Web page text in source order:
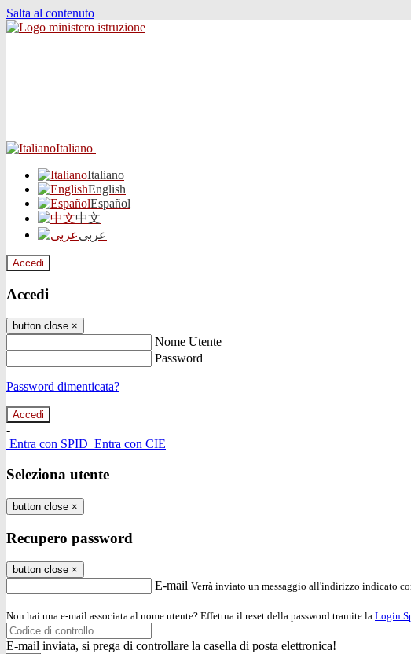
Salta al contenuto
Italiano
Italiano
English
Español
中文
عربى
Accedi
Accedi
button close ×
Nome Utente
Password
Password dimenticata?
-
Entra con SPID Entra con CIE
Seleziona utente
button close ×
Recupero password
button close ×
E-mail Verrà inviato un messaggio all'indirizzo indicato
Non hai una e-mail associata al nome utente? Effettua il reset della password tramite la Login
E-mail inviata, si prega di controllare la casella di posta elettronica!